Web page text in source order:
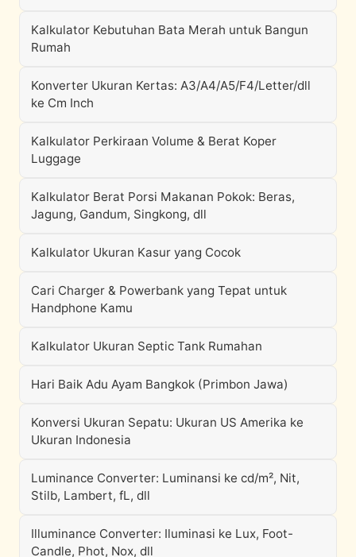
Kalkulator Kebutuhan Bata Merah untuk Bangun
Rumah
Konverter Ukuran Kertas: A3/A4/A5/F4/Letter/dll
ke Cm Inch
Kalkulator Perkiraan Volume & Berat Koper
Luggage
Kalkulator Berat Porsi Makanan Pokok: Beras,
Jagung, Gandum, Singkong, dll
Kalkulator Ukuran Kasur yang Cocok
Cari Charger & Powerbank yang Tepat untuk
Handphone Kamu
Kalkulator Ukuran Septic Tank Rumahan
Hari Baik Adu Ayam Bangkok (Primbon Jawa)
Konversi Ukuran Sepatu: Ukuran US Amerika ke
Ukuran Indonesia
Luminance Converter: Luminansi ke cd/m², Nit,
Stilb, Lambert, fL, dll
Illuminance Converter: Iluminasi ke Lux, Foot-
Candle, Phot, Nox, dll